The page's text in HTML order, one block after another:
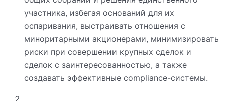
участника, избегая оснований для их
оспаривания, выстраивать отношения с
миноритарными акционерами, минимизировать
риски при совершении крупных сделок и
сделок с заинтересованностью, а также
создавать эффективные compliance-системы.